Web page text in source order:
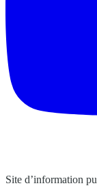
Site d’information